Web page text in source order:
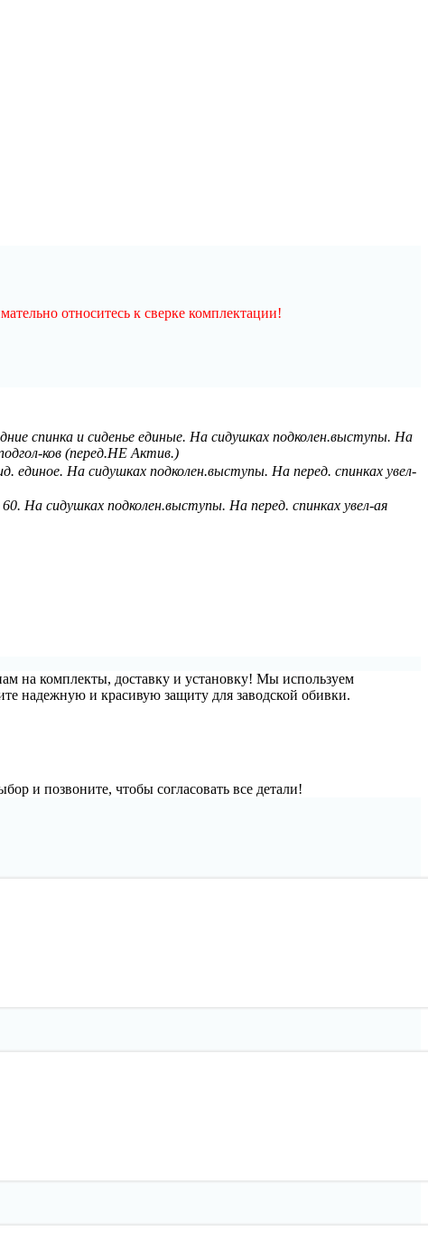
относитесь к сверке комплектации!
спинка и сиденье единые. На сидушках подколен.выступы. На
ков (перед.НЕ Актив.)
единое. На сидушках подколен.выступы. На перед. спинках увел-
На сидушках подколен.выступы. На перед. спинках увел-ая
на комплекты, доставку и установку! Мы используем
надежную и красивую защиту для заводской обивки.
и позвоните, чтобы согласовать все детали!